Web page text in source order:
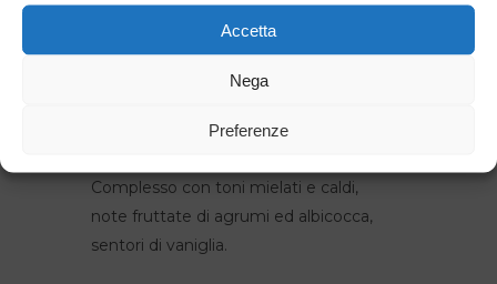
Accetta
Nega
Preferenze
Caratteristiche organolettiche
Complesso con toni mielati e caldi,
note fruttate di agrumi ed albicocca,
sentori di vaniglia.